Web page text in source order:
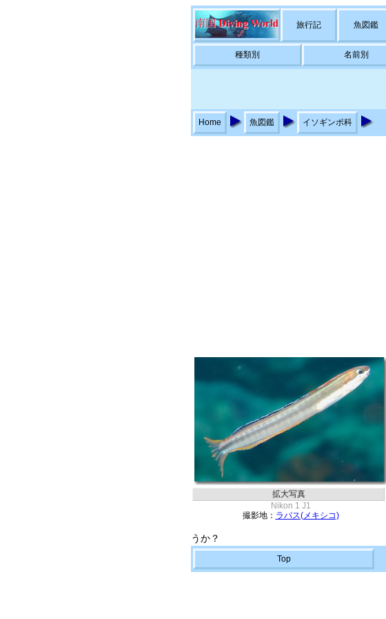
旅行記 魚図鑑
種類別 名前別
Home 魚図鑑 イソギンポ科
拡大写真
Nikon 1 J1
撮影地： ラパス(メキシコ)
うか？
Top